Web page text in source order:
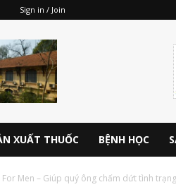
Sign in / Join
XUẤT THUỐC BỆNH HỌC
Men – Giúp quý ông chấm dứt tình trạng